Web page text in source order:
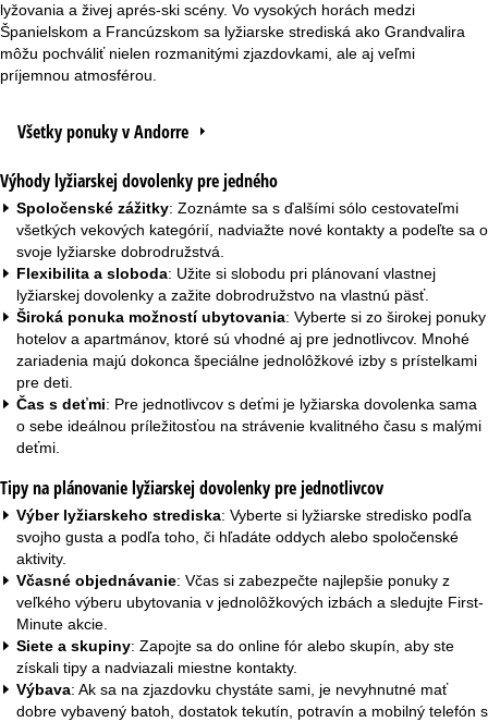
lyžovania a živej aprés-ski scény. Vo vysokých horách medzi
Španielskom a Francúzskom sa lyžiarske strediská ako Grandvalira
môžu pochváliť nielen rozmanitými zjazdovkami, ale aj veľmi
príjemnou atmosférou.
Všetky ponuky v Andorre
Výhody lyžiarskej dovolenky pre jedného
Spoločenské zážitky: Zoznámte sa s ďalšími sólo cestovateľmi
všetkých vekových kategórií, nadviažte nové kontakty a podeľte sa o
svoje lyžiarske dobrodružstvá.
Flexibilita a sloboda: Užite si slobodu pri plánovaní vlastnej
lyžiarskej dovolenky a zažite dobrodružstvo na vlastnú päsť.
Široká ponuka možností ubytovania: Vyberte si zo širokej ponuky
hotelov a apartmánov, ktoré sú vhodné aj pre jednotlivcov. Mnohé
zariadenia majú dokonca špeciálne jednolôžkové izby s prístelkami
pre deti.
Čas s deťmi: Pre jednotlivcov s deťmi je lyžiarska dovolenka sama
o sebe ideálnou príležitosťou na strávenie kvalitného času s malými
deťmi.
Tipy na plánovanie lyžiarskej dovolenky pre jednotlivcov
Výber lyžiarskeho strediska: Vyberte si lyžiarske stredisko podľa
svojho gusta a podľa toho, či hľadáte oddych alebo spoločenské
aktivity.
Včasné objednávanie: Včas si zabezpečte najlepšie ponuky z
veľkého výberu ubytovania v jednolôžkových izbách a sledujte First-
Minute akcie.
Siete a skupiny: Zapojte sa do online fór alebo skupín, aby ste
získali tipy a nadviazali miestne kontakty.
Výbava: Ak sa na zjazdovku chystáte sami, je nevyhnutné mať
dobre vybavený batoh, dostatok tekutín, potravín a mobilný telefón s